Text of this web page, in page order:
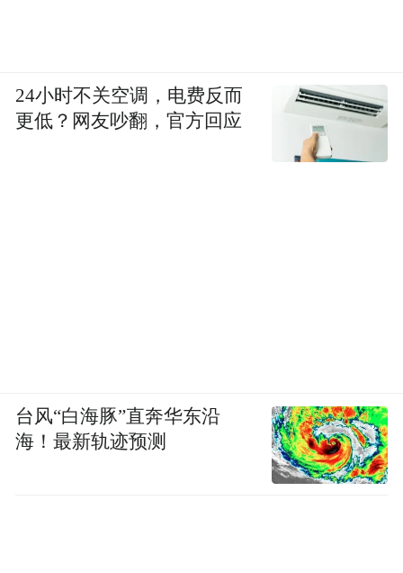
24小时不关空调，电费反而
更低？网友吵翻，官方回应
台风“白海豚”直奔华东沿
海！最新轨迹预测